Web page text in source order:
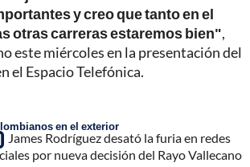
y creo que tanto en el
otras carreras estaremos bien",
este miércoles en la presentación del
el Espacio Telefónica.
en el exterior
James Rodríguez desató la furia en redes
por nueva decisión del Rayo Vallecano